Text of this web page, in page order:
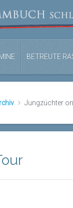
BETREUTE
Jungzüchter